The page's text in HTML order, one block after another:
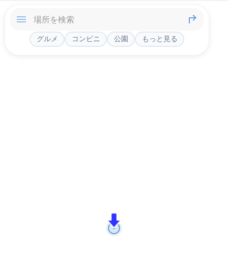
グルメ コンビニ 公園 もっと見る